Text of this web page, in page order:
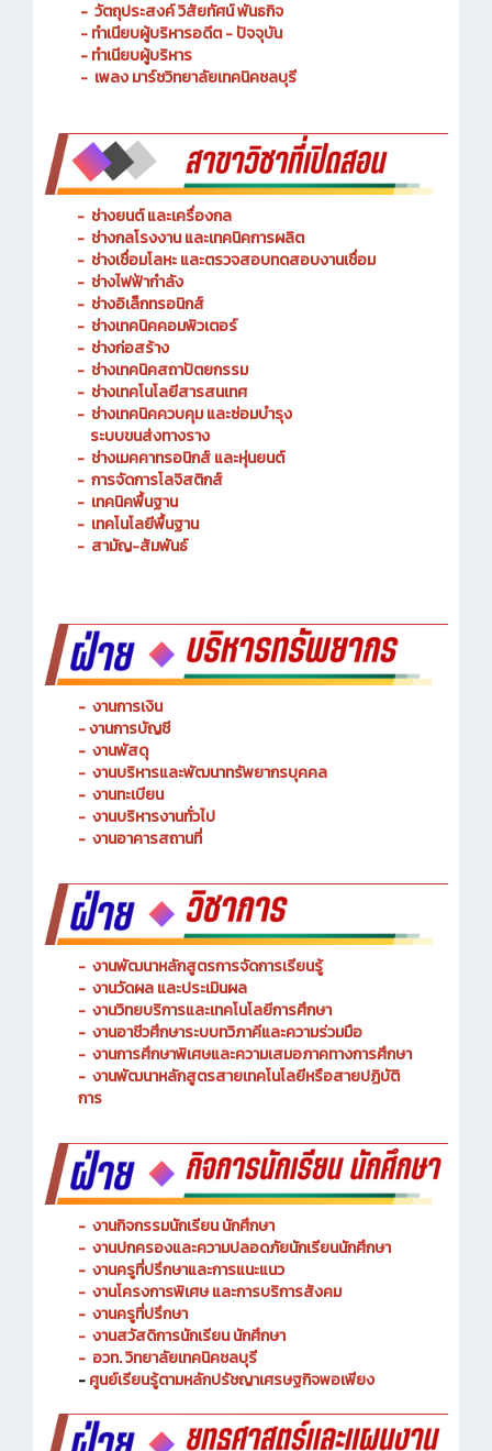
- ประวัติความเป็นมา
- วัตถุประสงค์ วิสัยทัศน์ พันธกิจ
- ทำเนียบผู้บริหารอดีต - ปัจจุบัน
- ทำเนียบผู้บริหาร
- ช่างยนต์ และเครื่องกล
- ช่างกลโรงงาน และเทคนิคการผลิต
- ช่างเชื่อมโลหะ และตรวจสอบทดสอบงานเชื่อม
- ช่างไฟฟ้ากำลัง
- ช่างอิเล็กทรอนิกส์
- ช่างเทคนิคคอมพิวเตอร์
- ช่างก่อสร้าง
- ช่างเทคนิคสถาปัตยกรรม
- ช่างเทคโนโลยีสารสนเทศ
ช่างเทคนิคควบคุม และซ่อมบำรุง
ระบบขนส่งทางราง
- ช่างเมคคาทรอนิกส์ และหุ่นยนต์
- การจัดการโลจิสติกส์
- เทคนิคพื้นฐาน
- เทคโนโลยีพื้นฐาน
-งานการเงิน
- งานการบัญชี
- งานพัสดุ
- งานบริหารและพัฒนาทรัพยากรบุคคล
- งานทะเบียน
- งานบริหารงานทั่วไป
- งานพัฒนาหลักสูตรการจัดการเรียนรู้
- งานวัดผล และประเมินผล
- งานวิทยบริการและเทคโนโลยีการศึกษา
- งานอาชีวศึกษาระบบทวิภาคีและความร่วมมือ
- งานการศึกษาพิเศษและความเสมอภาคทางการศึกษา
- งานพัฒนาหลักสูตรสายเทคโนโลยีหรือสายปฏิบัติ
- งานกิจกรรมนักเรียน นักศึกษา
- งานปกครองและความปลอดภัยนักเรียนนักศึกษา
- งานครูที่ปรึกษาและการแนะแนว
- งานโครงการพิเศษ และการบริการ
- งานครูที่ปรึกษา
- งานสวัสดิการนักเรียน นักศึกษา
-อวท. วิทยาลัยเทคนิคชลบุรี
-ศูนย์เรียนรู้ตามหลักปรัชญาเศรษฐกิจพอเพียง